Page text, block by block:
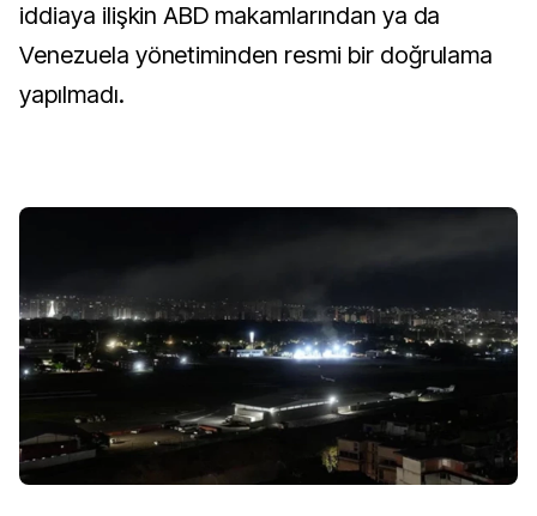
iddiaya ilişkin ABD makamlarından ya da
Venezuela yönetiminden resmi bir doğrulama
yapılmadı.